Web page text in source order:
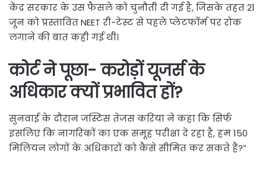
केंद्र सरकार के उस फैसले को चुनौती दी गई है, जिसके तहत 21
जून को प्रस्तावित NEET री-टेस्ट से पहले प्लेटफॉर्म पर रोक
लगाने की बात कही गई थी।
कोर्ट ने पूछा- करोड़ों यूजर्स के
अधिकार क्यों प्रभावित हों?
सुनवाई के दौरान जस्टिस तेजस करिया ने कहा कि सिर्फ
इसलिए कि नागरिकों का एक समूह परीक्षा दे रहा है, हम 150
मिलियन लोगों के अधिकारों को कैसे सीमित कर सकते हैं?”